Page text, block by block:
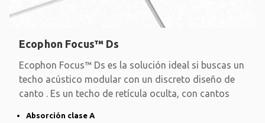
Ecophon Focus™ Ds
Ecophon Focus™ Ds es la solución ideal si buscas un
techo acústico modular con un discreto diseño de
canto . Es un techo de retícula oculta, con cantos
Absorción clase A